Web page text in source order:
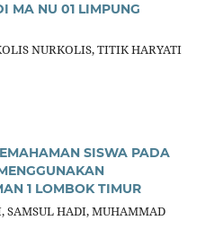
MA NU 01 LIMPUNG
NURKOLIS, TITIK HARYATI
SISWA PADA
1 LOMBOK TIMUR
SAMSUL HADI, MUHAMMAD